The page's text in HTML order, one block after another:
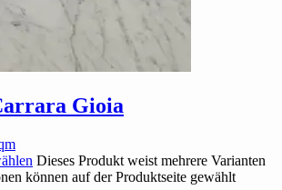
Gioia
Dieses Produkt weist mehrere Varianten
können auf der Produktseite gewählt